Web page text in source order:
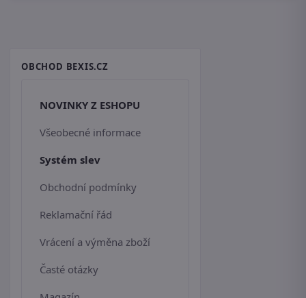
OBCHOD BEXIS.CZ
NOVINKY Z ESHOPU
Všeobecné informace
Systém slev
Obchodní podmínky
Reklamační řád
Vrácení a výměna zboží
Časté otázky